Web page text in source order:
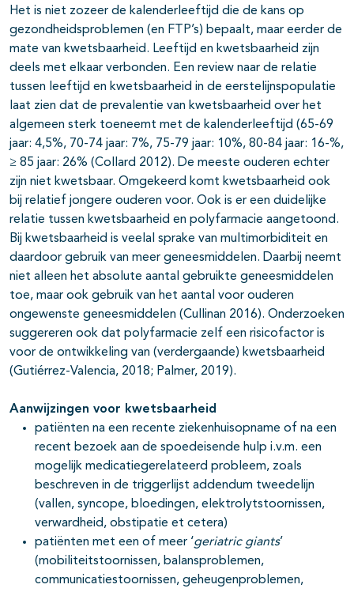
Het is niet zozeer de kalenderleeftijd die de kans op
gezondheidsproblemen (en FTP’s) bepaalt, maar eerder de
mate van kwetsbaarheid. Leeftijd en kwetsbaarheid zijn
deels met elkaar verbonden. Een review naar de relatie
tussen leeftijd en kwetsbaarheid in de eerstelijnspopulatie
laat zien dat de prevalentie van kwetsbaarheid over het
algemeen sterk toeneemt met de kalenderleeftijd (65-69
jaar: 4,5%, 70-74 jaar: 7%, 75-79 jaar: 10%, 80-84 jaar: 16-%,
≥ 85 jaar: 26% (Collard 2012). De meeste ouderen echter
zijn niet kwetsbaar. Omgekeerd komt kwetsbaarheid ook
bij relatief jongere ouderen voor. Ook is er een duidelijke
relatie tussen kwetsbaarheid en polyfarmacie aangetoond.
Bij kwetsbaarheid is veelal sprake van multimorbiditeit en
daardoor gebruik van meer geneesmiddelen. Daarbij neemt
niet alleen het absolute aantal gebruikte geneesmiddelen
toe, maar ook gebruik van het aantal voor ouderen
ongewenste geneesmiddelen (Cullinan 2016). Onderzoeken
suggereren ook dat polyfarmacie zelf een risicofactor is
voor de ontwikkeling van (verdergaande) kwetsbaarheid
(Gutiérrez-Valencia, 2018; Palmer, 2019).
Aanwijzingen voor kwetsbaarheid
patiënten na een recente ziekenhuisopname of na een
recent bezoek aan de spoedeisende hulp i.v.m. een
mogelijk medicatiegerelateerd probleem, zoals
beschreven in de triggerlijst addendum tweedelijn
(vallen, syncope, bloedingen, elektrolytstoornissen,
verwardheid, obstipatie et cetera)
patiënten met een of meer ‘geriatric giants’
(mobiliteitstoornissen, balansproblemen,
communicatiestoornissen, geheugenproblemen,